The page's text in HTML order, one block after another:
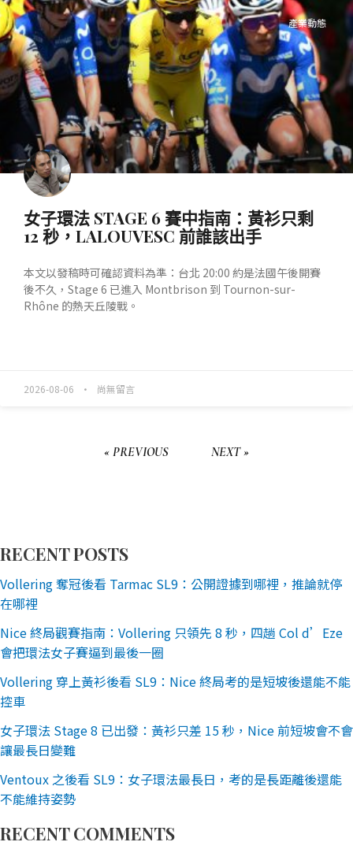
產業動態
女子環法 STAGE 6 賽中指南：黃衫只剩
12 秒，LALOUVESC 前誰該出手
本文以發稿時可確認資料為準：台北 20:00 約是法國午後開賽
後不久，Stage 6 已進入 Montbrison 到 Tournon-sur-
Rhône 的熱天丘陵戰。
2026-08-06 尚無留言
« PREVIOUS NEXT »
RECENT POSTS
Vollering 奪冠後看 Tarmac SL9：公開證據到哪裡，推論就停
在哪裡
Nice 終局觀賽指南：Vollering 只領先 8 秒，四趟 Col d’Eze
會把環法女子賽逼到最後一圈
Vollering 穿上黃衫後看 SL9：Nice 終局考的是短坡後還能不能
控車
女子環法 Stage 8 已出發：黃衫只差 15 秒，Nice 前短坡會不會
讓最長日變難
Ventoux 之後看 SL9：女子環法最長日，考的是長距離後還能
不能維持姿勢
RECENT COMMENTS